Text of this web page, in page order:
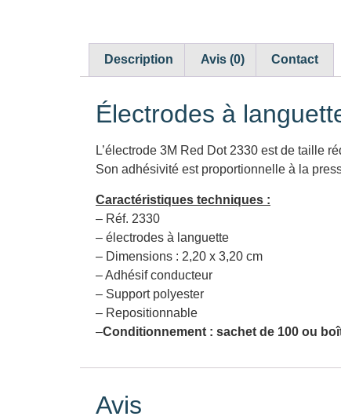
Description Avis (0) Contact
Électrodes à
L’électrode 3M Red Dot 2330 est de taille
Son adhésivité est proportionnelle à la
Caractéristiques techniques :
– Réf. 2330
– électrodes à languette
– Dimensions : 2,20 x 3,20 cm
– Adhésif conducteur
– Support polyester
– Repositionnable
–Conditionnement : sachet de 100 ou
Avis